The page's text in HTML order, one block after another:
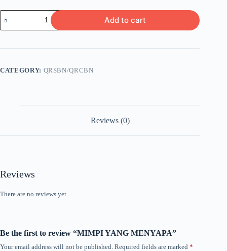
MIMPI
YANG
MENYAPA
Add to cart
CATEGORY: QRSBN/QRCBN
Reviews (0)
Reviews
There are no reviews yet.
Be the first to review “MIMPI YANG MENYAPA”
Your email address will not be published. Required fields are marked *